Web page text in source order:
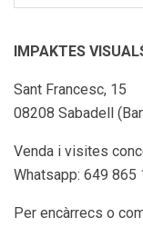
IMPAKTES
Sant Francesc, 15
08208 Sabadell
Venda i visites
Whatsapp: 649 865
Per encàrrecs o